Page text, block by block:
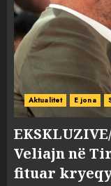
Aktualitet E jona
Veliajn në
fituar